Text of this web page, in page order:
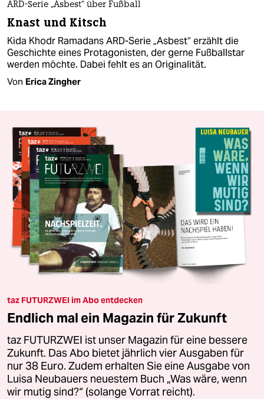
ARD-Serie „Asbest“ über Fußball
Knast und Kitsch
Kida Khodr Ramadans ARD-Serie „Asbest“ erzählt die
Geschichte eines Protagonisten, der gerne Fußballstar
werden möchte. Dabei fehlt es an Originalität.
Von Erica Zingher
taz FUTURZWEI im Abo entdecken
Endlich mal ein Magazin für Zukunft
taz FUTURZWEI ist unser Magazin für eine bessere
Zukunft. Das Abo bietet jährlich vier Ausgaben für
nur 38 Euro. Zudem erhalten Sie eine Ausgabe von
Luisa Neubauers neuestem Buch „Was wäre, wenn
wir mutig sind?“ (solange Vorrat reicht).